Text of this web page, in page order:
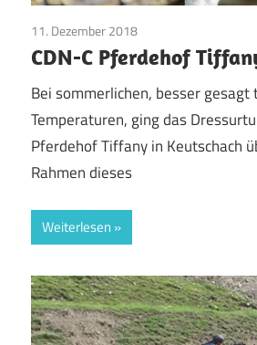
11. Dezember 2018
CDN-C Pferdehof
Bei sommerlichen, besser gesagt
Temperaturen, ging das
Pferdehof Tiffany in Keutschach
Rahmen dieses
Weiterlesen